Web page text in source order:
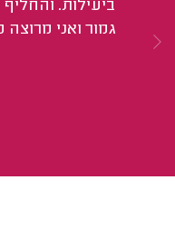
ביעילות.
גמור ואני